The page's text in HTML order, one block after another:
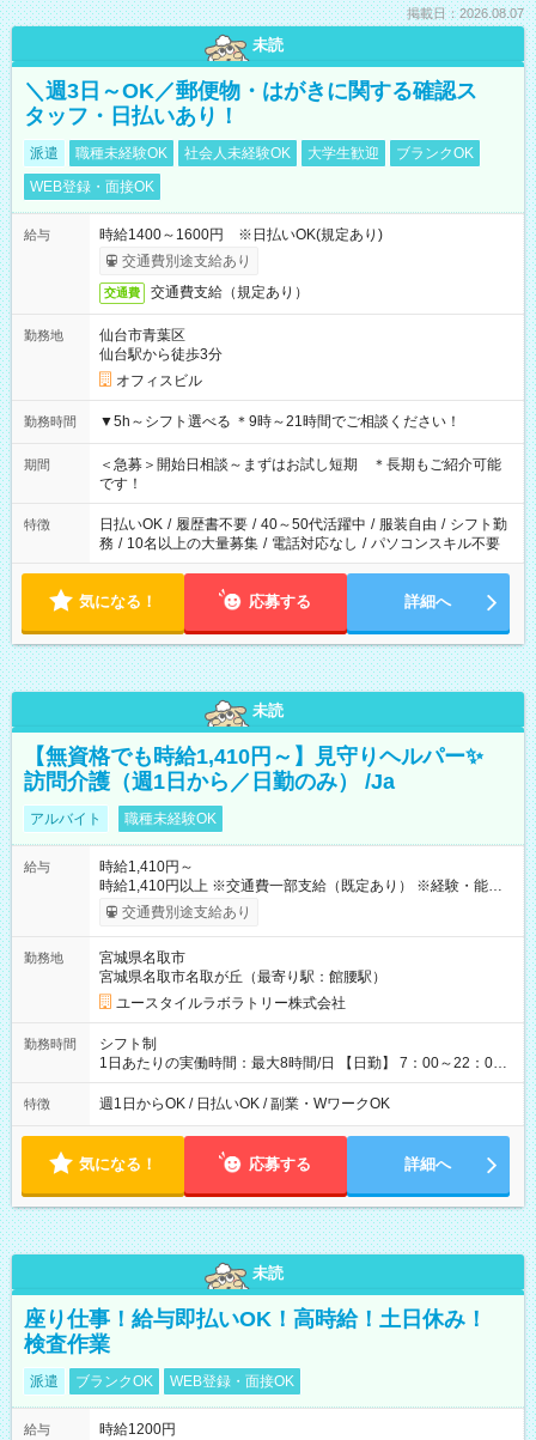
掲載日：2026.08.07
未読
＼週3日～OK／郵便物・はがきに関する確認ス
タッフ・日払いあり！
派遣 職種未経験OK 社会人未経験OK 大学生歓迎
ブランクOK
WEB登録・面接OK
給与
時給1400～1600円 ※日払いOK(規定あり)
交通費別途支給あり
交通費 交通費支給（規定あり）
勤務地
仙台市青葉区
仙台駅から徒歩3分
オフィスビル
勤務時間 ▼5h～シフト選べる ＊9時～21時間でご相談ください！
期間
＜急募＞開始日相談～まずはお試し短期 ＊長期もご紹介可能
です！
特徴 日払いOK / 履歴書不要 / 40～50代活躍中 / 服装自由 / シフト勤
務 / 10名以上の大量募集 / 電話対応なし / パソコンスキル不要
気になる！ 応募する 詳細へ
未読
【無資格でも時給1,410円～】見守りヘルパー✨
訪問介護（週1日から／日勤のみ） /Ja
アルバイト 職種未経験OK
給与
時給1,410円～
時給1,410円以上 ※交通費一部支給（既定あり） ※経験・能力を
考慮して決定します 【収入例】 週1回勤務の場合：1,410円×8時
間×4回=4万5,120円 週3回勤務の場合：1,410円×8時間×12回
5,600円 【試用期間】試用期間あり 試用期間の長さ：2ヶ月
※ 雇用形態と給与に、本採用時と異なる部分があります。 雇用
形態：本採用時と同じです。 給与：時給 1,040円以上
交通費別途支給あり
勤務地
宮城県名取市
宮城県名取市名取が丘（最寄り駅：館腰駅）
ユースタイルラボラトリー株式会社
勤務時間
シフト制
1日あたりの実働時間：最大8時間/日 【日勤】 7：00～22：00
の間で8時間勤務（休憩時間は法定通り） ※週1日～OK ／ 夜勤
なし ＊＊ 勤務時間例 ＊＊ ■8時から17時 ■9時から18時 ■10
定（毎週同じ曜日勤務）
特徴 週1日からOK / 日払いOK / 副業・WワークOK
気になる！ 応募する 詳細へ
未読
座り仕事！給与即払いOK！高時給！土日休み！
検査作業
派遣 ブランクOK WEB登録・面接OK
給与
時給1200円